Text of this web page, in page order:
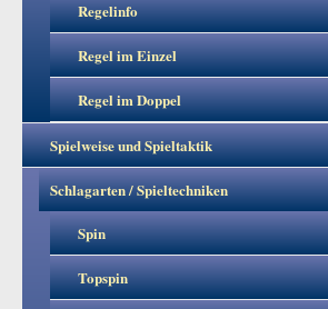
Regelinfo
Regel im Einzel
Regel im Doppel
Spielweise und Spieltaktik
Schlagarten / Spieltechniken
Spin
Topspin